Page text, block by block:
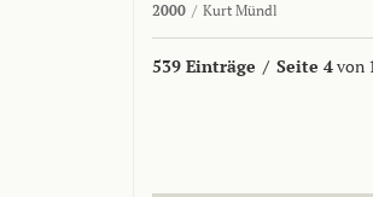
2000 / Kurt Mündl
539 Einträge / Seite 4von